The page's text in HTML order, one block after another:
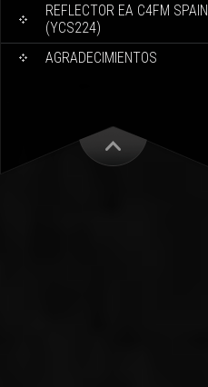
REFLECTOR EA C4FM SPAIN
(YCS224)
AGRADECIMIENTOS